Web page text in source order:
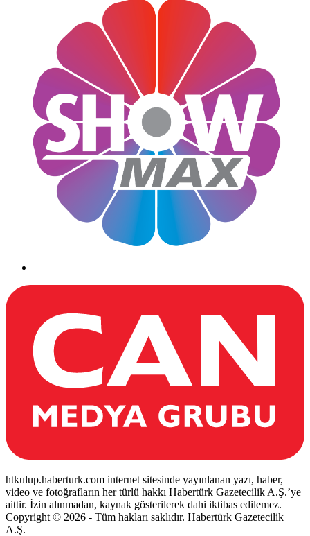
htkulup.haberturk.com internet sitesinde yayınlanan yazı, haber,
video ve fotoğrafların her türlü hakkı Habertürk Gazetecilik A.Ş.’ye
aittir. İzin alınmadan, kaynak gösterilerek dahi iktibas edilemez.
Copyright © 2026 - Tüm hakları saklıdır. Habertürk Gazetecilik
A.Ş.